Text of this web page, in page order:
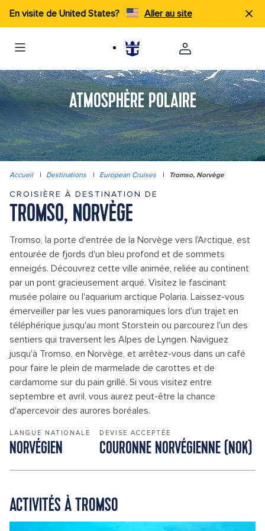
En visite de United States? Aller au site
ATMOSPHÈRE POLAIRE
Accueil | Destinations | European Cruises | Tromso, Norvège
CROISIÈRE À DESTINATION DE
TROMSO, NORVÈGE
Tromso, la porte d'entrée de la Norvège vers l'Arctique, est
entourée de fjords d'un bleu profond et de sommets
enneigés. Découvrez cette ville animée, reliée au continent
par un pont gracieusement arqué. Visitez le fascinant
musée polaire ou l'aquarium arctique Polaria. Laissez-vous
émerveiller par les vues panoramiques lors d'un trajet en
téléphérique jusqu'au mont Storstein ou parcourez l'un des
sentiers qui traversent les Alpes de Lyngen. Naviguez
jusqu'à Tromso, en Norvège, et arrêtez-vous dans un café
pour faire le plein de marmelade de carottes et de
cardamome sur du pain grillé. Si vous visitez entre
septembre et avril, vous aurez peut-être la chance
d'apercevoir des aurores boréales.
LANGUE NATIONALE
NORVÉGIEN
DEVISE ACCEPTÉE
COURONNE NORVÉGIENNE (NOK)
ACTIVITÉS À TROMSO